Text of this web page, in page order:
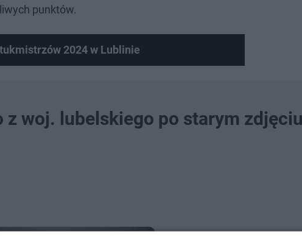
punktów.
2024 w Lublinie
z woj. lubelskiego po starym